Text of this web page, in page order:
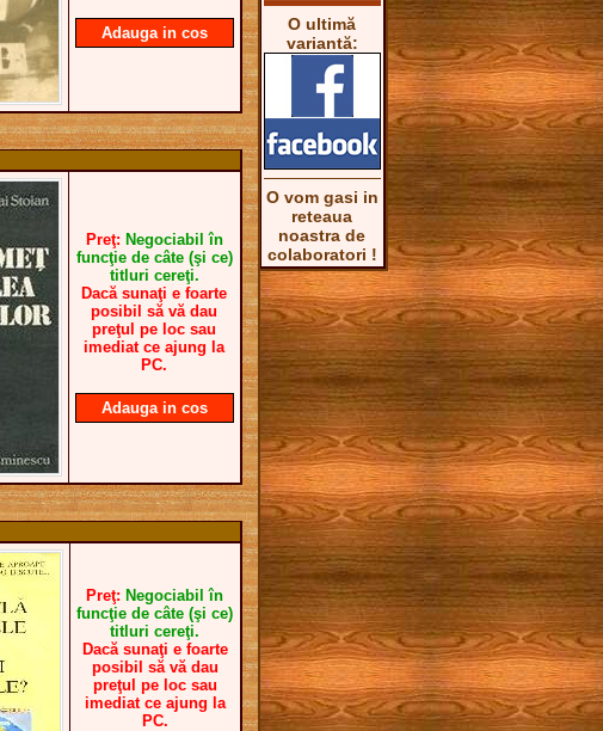
Adauga in cos
Preţ: Negociabil în
funcţie de câte (şi ce)
titluri cereţi.
Dacă sunaţi e foarte
posibil să vă dau
preţul pe loc sau
imediat ce ajung la
PC.
Adauga in cos
Preţ: Negociabil în
funcţie de câte (şi ce)
titluri cereţi.
Dacă sunaţi e foarte
posibil să vă dau
preţul pe loc sau
imediat ce ajung la
PC.
O ultimă
variantă:
O vom gasi in
reteaua
noastra de
colaboratori !